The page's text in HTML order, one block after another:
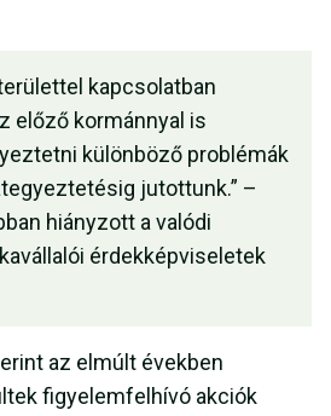
kapcsolatban
előző kormánnyal is
különböző problémák
jutottunk.” –
hiányzott a valódi
érdekképviseletek
az elmúlt években
figyelemfelhívó akciók